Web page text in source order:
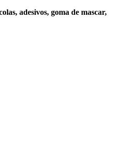
adesivos, goma de mascar,